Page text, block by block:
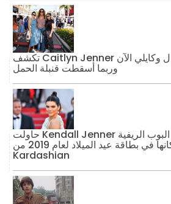
تكشف Caitlyn Jenner كيف تخاطبها كيندال وكايلي الآن
وربما أسقطت قنبلة الحمل
حاولت Kendall Jenner الحصول على نجمة البوب ​​الريفية
هذه لتأخذ مكانها في بطاقة عيد الميلاد لعام 2019 من
Kardashian